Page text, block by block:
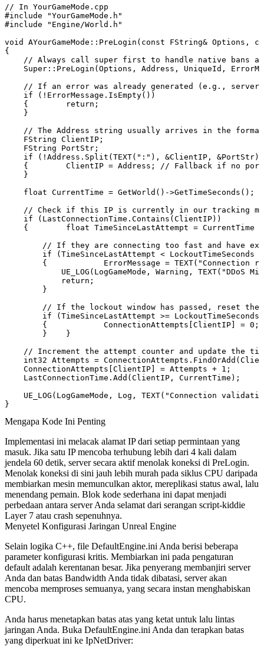
// In YourGameMode.cpp
#include "YourGameMode.h"
#include "Engine/World.h"
void AYourGameMode::PreLogin(const FString& Options,
{
// Always call super first to handle native bans
Super::PreLogin(Options, Address, UniqueId,
// If an error was already generated (e.g., server
    if (!ErrorMessage.IsEmpty())
    {        return;
    }
// The Address string usually arrives in the
    FString ClientIP;
    FString PortStr;
    if (!Address.Split(TEXT(":"), &ClientIP, &PortStr))
{        ClientIP = Address; // Fallback if no
    }
    float CurrentTime = GetWorld()->GetTimeSeconds();
// Check if this IP is currently in our tracking
    if (LastConnectionTime.Contains(ClientIP))
{        float TimeSinceLastAttempt = CurrentTime
// If they are connecting too fast and have
if (TimeSinceLastAttempt < LockoutTimeSeconds
{            ErrorMessage = TEXT("Connection
UE_LOG(LogGameMode, Warning, TEXT("DDoS
            return;
        }
// If the lockout window has passed, reset
        if (TimeSinceLastAttempt >= LockoutTimeSeconds)
        {            ConnectionAttempts[ClientIP] = 0;
        }    }
// Increment the attempt counter and update the
int32 Attempts =
    ConnectionAttempts[ClientIP] = Attempts + 1;
    LastConnectionTime.Add(ClientIP, CurrentTime);
UE_LOG(LogGameMode, Log, TEXT("Connection
Mengapa Kode Ini Penting
Implementasi ini melacak alamat IP dari setiap permintaan yang
masuk. Jika satu IP mencoba terhubung lebih dari 4 kali dalam
jendela 60 detik, server secara aktif menolak koneksi di PreLogin.
Menolak koneksi di sini jauh lebih murah pada siklus CPU daripada
membiarkan mesin memunculkan aktor, mereplikasi status awal, lalu
menendang pemain. Blok kode sederhana ini dapat menjadi
perbedaan antara server Anda selamat dari serangan script-kiddie
Layer 7 atau crash sepenuhnya.
Menyetel Konfigurasi Jaringan Unreal Engine
Selain logika C++, file DefaultEngine.iniAnda berisi beberapa
parameter konfigurasi kritis. Membiarkan ini pada pengaturan
default adalah kerentanan besar. Jika penyerang membanjiri server
Anda dan batas Bandwidth Anda tidak dibatasi, server akan
mencoba memproses semuanya, yang secara instan menghabiskan
CPU.
Anda harus menetapkan batas atas yang ketat untuk lalu lintas
jaringan Anda. Buka DefaultEngine.iniAnda dan terapkan batas
yang diperkuat ini ke IpNetDriver: